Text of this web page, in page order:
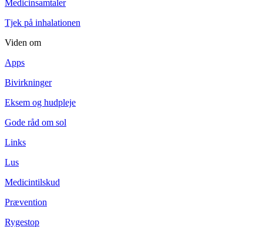
Medicinsamtaler
Tjek på inhalationen
Viden om
Apps
Bivirkninger
Eksem og hudpleje
Gode råd om sol
Links
Lus
Medicintilskud
Prævention
Rygestop